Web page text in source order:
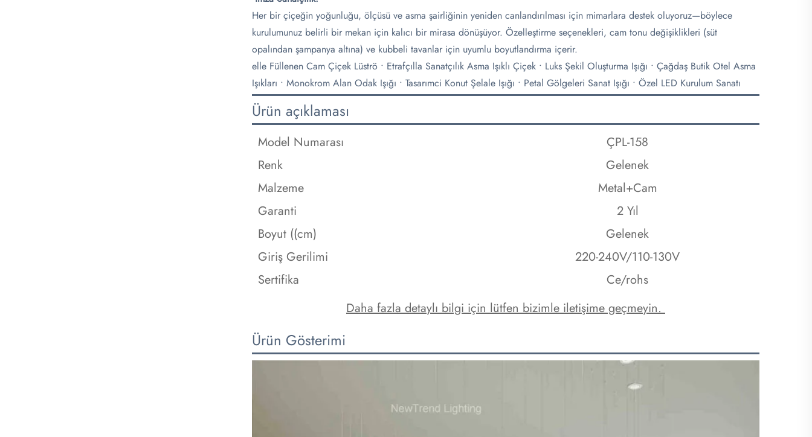
Her bir çiçeğin yoğunluğu, ölçüsü ve asma şairliğinin yeniden canlandırılması için mimarlara destek oluyoruz—böylece
kurulumunuz belirli bir mekan için kalıcı bir mirasa dönüşüyor. Özelleştirme seçenekleri, cam tonu değişiklikleri (süt
opalından şampanya altına) ve kubbeli tavanlar için uyumlu boyutlandırma içerir.
elle Füllenen Cam Çiçek Lüströ • Etrafçılla Sanatçılık Asma Işıklı Çiçek • Luks Şekil Oluşturma Işığı • Çağdaş Butik Otel Asma
Işıkları • Monokrom Alan Odak Işığı • Tasarımci Konut Şelale Işığı • Petal Gölgeleri Sanat Işığı • Özel LED Kurulum Sanatı
Ürün açıklaması
Model Numarası
ÇPL-158
Renk
Gelenek
Malzeme
Metal+Cam
Garanti
2 Yıl
Boyut ((cm)
Gelenek
Giriş Gerilimi
220-240V/110-130V
Sertifika
Ce/rohs
Daha fazla detaylı bilgi için lütfen bizimle iletişime geçmeyin.
Ürün Gösterimi